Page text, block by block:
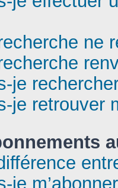
ne
je
je retrouver
je